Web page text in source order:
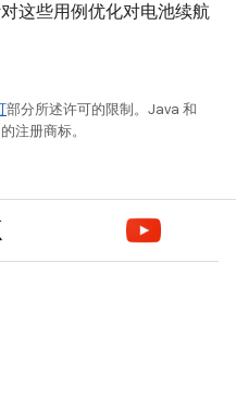
这些用例优化对电池续航
部分所述许可的限制。Java 和
注册商标。